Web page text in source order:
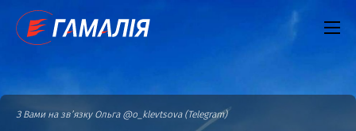
З Вами на зв’язку Ольга @o_klevtsova (Telegram)